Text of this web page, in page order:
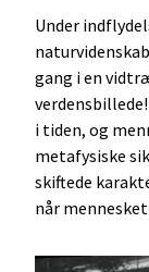
Under
gang i en
i tiden, og
metafysiske
skiftede
når